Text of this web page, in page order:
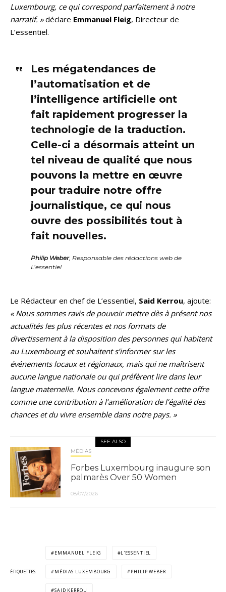
Luxembourg, ce qui correspond parfaitement à notre
narratif. »déclare Emmanuel Fleig, Directeur de
L’essentiel.
Les mégatendances de
l’automatisation et de
l’intelligence artificielle ont
fait rapidement progresser la
technologie de la traduction.
Celle-ci a désormais atteint un
tel niveau de qualité que nous
pouvons la mettre en œuvre
pour traduire notre offre
journalistique, ce qui nous
ouvre des possibilités tout à
fait nouvelles.
Philip Weber, Responsable des rédactions web de
L’essentiel
Le Rédacteur en chef de L’essentiel, Said Kerrou, ajoute:
« Nous sommes ravis de pouvoir mettre dès à présent nos
actualités les plus récentes et nos formats de
divertissement à la disposition des personnes qui habitent
au Luxembourg et souhaitent s’informer sur les
événements locaux et régionaux, mais qui ne maîtrisent
aucune langue nationale ou qui préfèrent lire dans leur
langue maternelle. Nous concevons également cette offre
comme une contribution à l’amélioration de l’égalité des
chances et du vivre ensemble dans notre pays. »
SEE ALSO
MÉDIAS
Forbes Luxembourg inaugure son
palmarès Over 50 Women
08/07/2026
ÉTIQUETTES
EMMANUEL FLEIG L'ESSENTIEL
MÉDIAS LUXEMBOURG PHILIP WEBER
SAID KERROU